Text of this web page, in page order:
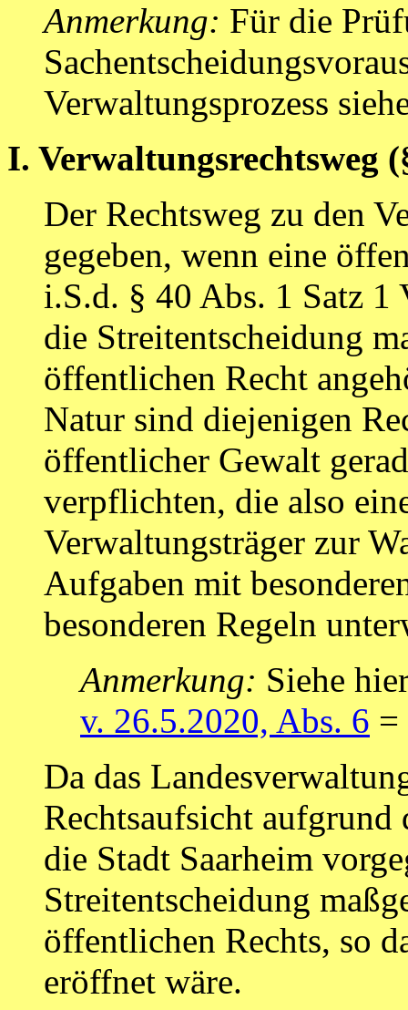
Anmerkung: Für die
Verwaltungsprozess
I. Verwaltungsrechtsweg
Der Rechtsweg zu den
gegeben, wenn eine
i.S.d. § 40 Abs. 1 Satz
die Streitentscheidung
öffentlichen Recht
Natur sind diejenigen
öffentlicher Gewalt
verpflichten, die also
Verwaltungsträger zur
Aufgaben mit
besonderen Regeln
Anmerkung: Siehe
v. 26.5.2020, Abs. 6 =
Da das
Rechtsaufsicht aufgrund
die Stadt Saarheim
Streitentscheidung
öffentlichen Rechts, so
eröffnet wäre.